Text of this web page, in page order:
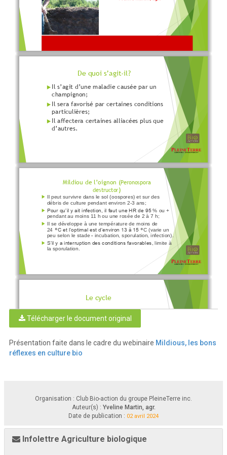
De quoi s’agit-il?
 Il s’agit d’une maladie causée par un
champignon;
 Il sera favorisé par certaines conditions
particulières;
 Il affectera certaines alliacées plus que
d’autres.
Mildiou de l’oignon (Peronospora
destructor)
 Il peut survivre dans le sol (oospores) et sur des
débris de culture pendant environ 2-3 ans;
 Pour qu’il y ait infection, il faut une HR de 95 % ou +
pendant au moins 11 h ou une rosée de 2 à 7 h;

Il se développe à une température de moins de
24 °C et l’optimal est d’environ 13 à 15 °C (varie un
peu selon le stade - incubation, sporulation, infection).
 S’il y a interruption des conditions favorables, limite à
la sporulation.
Le cycle
Le cycle de la maladie
Habituellement, les spores sont produites la

Elles sont dispersées sur les cultures au
Télécharger le document original
Présentation faite dans le cadre du webinaire Mildious, les bons
réflexes en culture bio
Organisation : Club Bio-action du groupe PleineTerre inc.
Auteur(s) : Yveline Martin, agr.
Date de publication : 02 avril 2024
Infolettre Agriculture biologique